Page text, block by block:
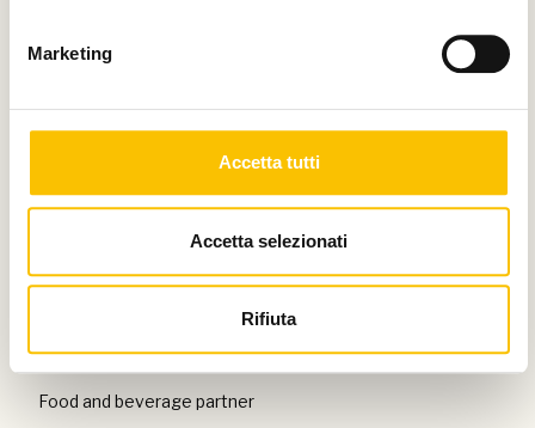
Marketing
Accetta tutti
Accetta selezionati
Rifiuta
Con il patrocinio di
Food and beverage partner